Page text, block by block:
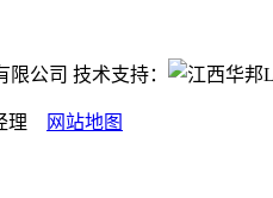
公司 技术支持：
理 网站地图